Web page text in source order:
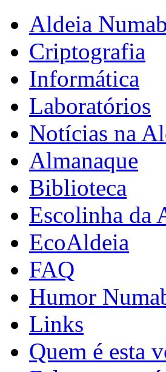
Aldeia
Criptografia
Informática
Laboratórios
Notícias na
Almanaque
Biblioteca
Escolinha da
EcoAldeia
FAQ
Humor
Links
Quem é esta